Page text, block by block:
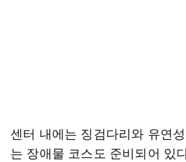
센터 내에는 징검다리와 유연
는 장애물 코스도 준비되어 있